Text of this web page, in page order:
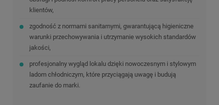
klientów,
zgodność z normami sanitarnymi, gwarantującą higieniczne
warunki przechowywania i utrzymanie wysokich standardów
jakości,
profesjonalny wygląd lokalu dzięki nowoczesnym i stylowym
ladom chłodniczym, które przyciągają uwagę i budują
zaufanie do marki.